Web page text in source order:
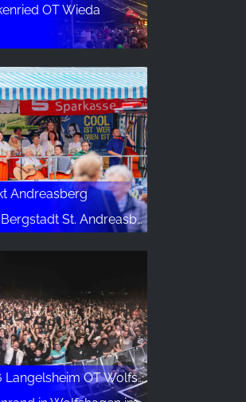
OT Wieda
Andreasberg
St. Andreasberg
28.08. - 29.08.26 Langelsheim OT Wolfshagen